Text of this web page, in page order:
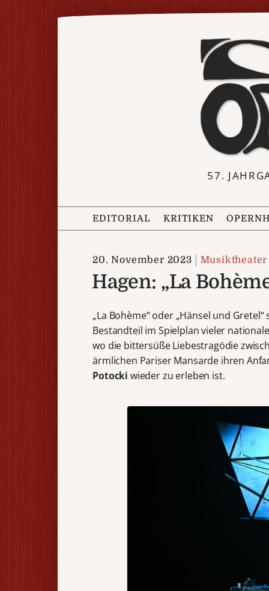
57.
EDITORIAL KRITIKEN
20. November 2023 Musiktheater
Hagen: „La
„La Bohème“ oder „Hänsel und
Bestandteil im Spielplan vieler
wo die bittersüße Liebestragödie
ärmlichen Pariser Mansarde ihren
Potocki wieder zu erleben ist.